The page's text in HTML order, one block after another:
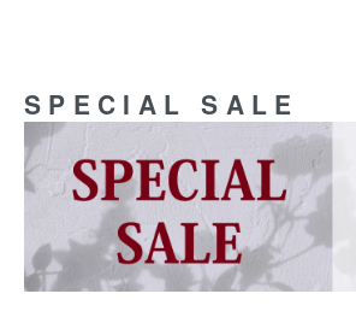
SPECIAL SALE